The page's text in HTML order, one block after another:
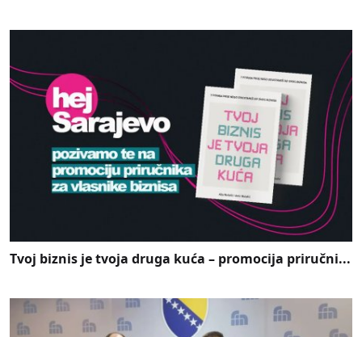
Tvoj biznis je tvoja druga kuća – promocija priručni...